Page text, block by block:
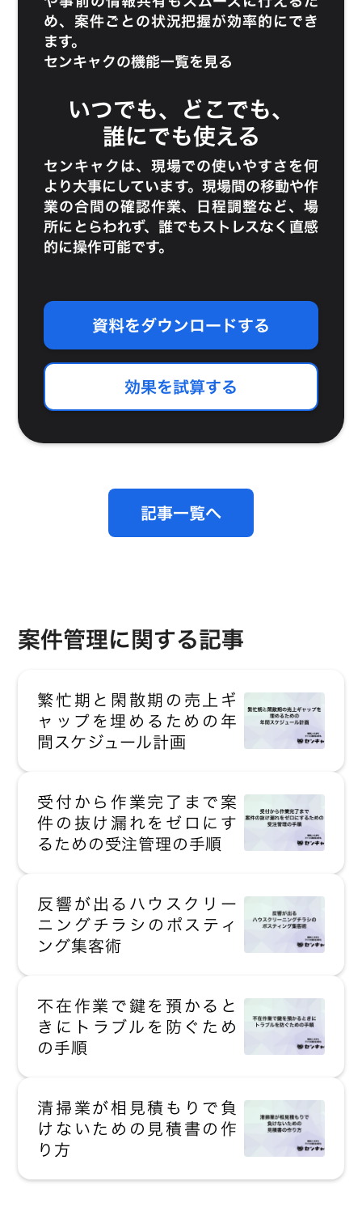
め、案件ごとの状況把握が効率的にでき
ます。
センキャクの機能一覧を見る
いつでも、どこでも、
誰にでも使える
センキャクは、現場での使いやすさを何
より大事にしています。現場間の移動や作
業の合間の確認作業、日程調整など、場
所にとらわれず、誰でもストレスなく直感
的に操作可能です。
資料をダウンロードする
効果を試算する
記事一覧へ
案件管理に関する記事
繁忙期と閑散期の売上ギ
ャップを埋めるための年
間スケジュール計画
受付から作業完了まで案
件の抜け漏れをゼロにす
るための受注管理の手順
反響が出るハウスクリー
ニングチラシのポスティ
ング集客術
不在作業で鍵を預かると
きにトラブルを防ぐため
の手順
清掃業が相見積もりで負
けないための見積書の作
り方